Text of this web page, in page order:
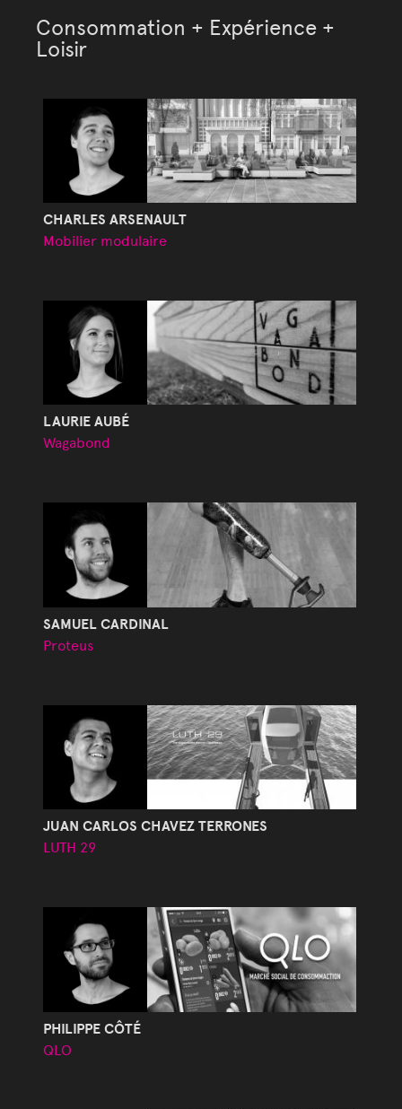
Consommation + Expérience +
Loisir
CHARLES ARSENAULT
Mobilier modulaire
LAURIE AUBÉ
Wagabond
SAMUEL CARDINAL
Proteus
JUAN CARLOS CHAVEZ TERRONES
LUTH 29
PHILIPPE CÔTÉ
QLO